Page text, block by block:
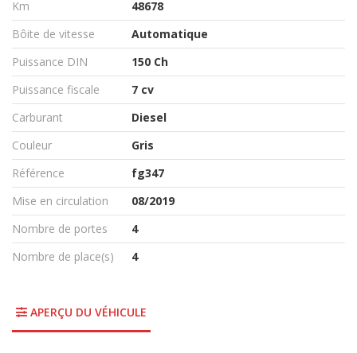
Km
48678
Bôite de vitesse
Automatique
Puissance DIN
150 Ch
Puissance fiscale
7 cv
Carburant
Diesel
Couleur
Gris
Référence
fg347
Mise en circulation
08/2019
Nombre de portes
4
Nombre de place(s)
4
APERÇU DU VÉHICULE